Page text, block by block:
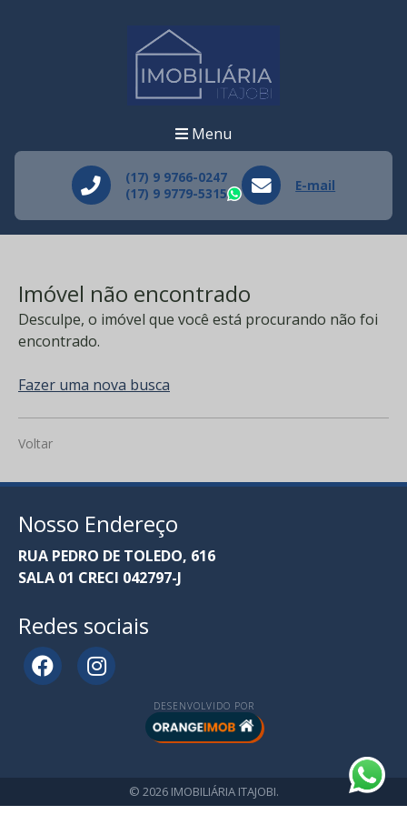
Menu
(17) 9 9766-0247
(17) 9 9779-5315
WhatsApp
E-mail
Imóvel não encontrado
Desculpe, o imóvel que você está procurando não foi
encontrado.
Fazer uma nova busca
Voltar
Nosso Endereço
RUA PEDRO DE TOLEDO, 616
SALA 01 CRECI 042797-J
Redes sociais
DESENVOLVIDO POR
© 2026 IMOBILIÁRIA ITAJOBI.